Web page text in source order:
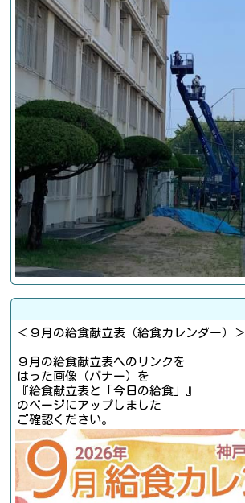
＜９月の給食献立表（給食カレンダー）＞
９月の給食献立表へのリンクを
はった画像（バナー）を
『給食献立表と「今日の給食」』
のページにアップしました
ご確認ください。